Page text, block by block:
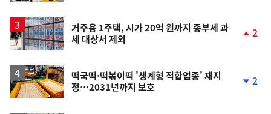
일
거주용 1주택, 시가 20억 원까지 종부세 과
세 대상서 제외
상
2
떡국떡·떡볶이떡 '생계형 적합업종' 재지
정…2031년까지 보호
2